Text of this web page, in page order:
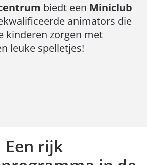
biedt een Miniclub
animators die
kinderen zorgen met
leuke spelletjes!
Een rijk